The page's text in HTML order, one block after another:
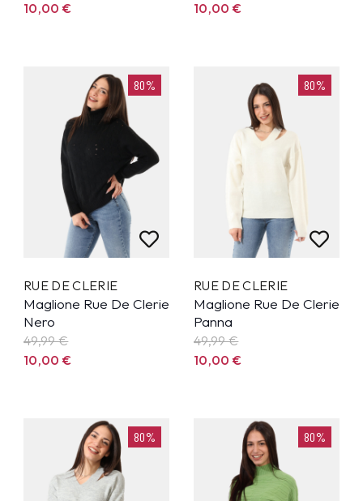
10,00€
10,00€
80%
RUE DE CLERIE
Maglione Rue De Clerie
Nero
49,99€
10,00€
80%
RUE DE CLERIE
Maglione Rue De Clerie
Panna
49,99€
10,00€
80% 80%